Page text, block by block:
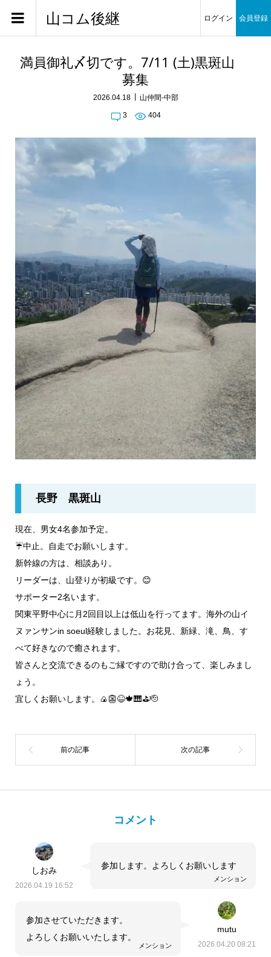
山コム後継 ログイン 会員登録
満員御礼〆切です。7/11 (土)黒斑山
募集
2026.04.18 山仲間-中部
3 404
長野 黒斑山
現在、男女4名参加予定。
☔中止。自走でお願いします。
新幹線の方は、相談あり。
リーダーは、山登りが初級です。😊
サポーター2名います。
関東平野中心に月2回目以上は低山を行ってます。海外の山イ
ヌァンサンin soeul経験しました。お花見、新緑、滝、鳥、す
べて好きなので癒されます。
皆さんと交流できるのもご縁ですので助け合って、楽しみまし
ょう。
宜しくお願いします。🍙👺😆🍁🎹⛳🫡
コメント
しおみ
2026.04.19 16:52
メンション
参加します。よろしくお願いします
mutu
2026.04.20 08:21
メンション
参加させていただきます。
よろしくお願いいたします。